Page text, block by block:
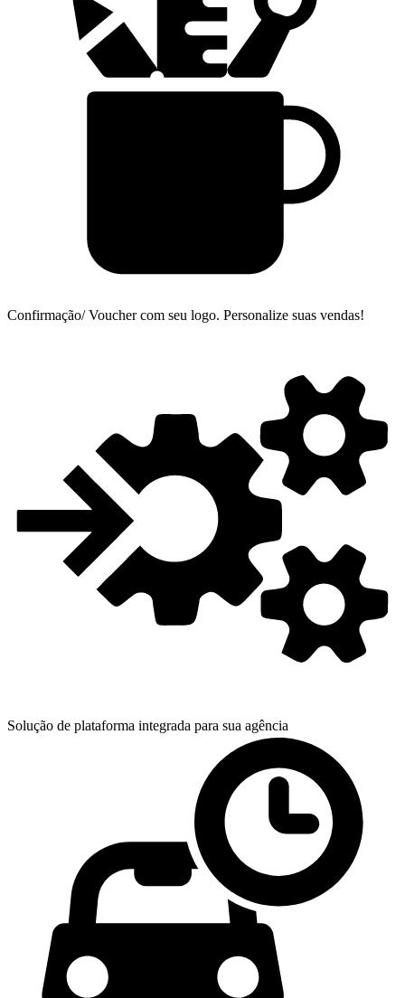
Confirmação/ Voucher com seu logo. Personalize suas vendas!
Solução de plataforma integrada para sua agência